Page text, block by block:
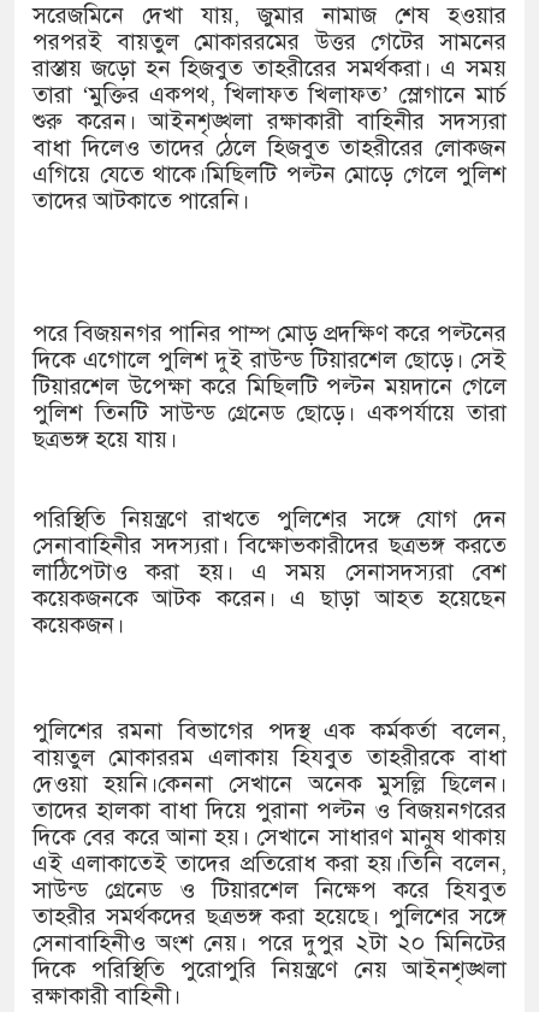
সার্ককে আরও গতিশীল করতে চায়
প্রেমের সম্পর্ক ছিন্ন না করায় মা-
প্রধানমন্ত্রীর সঙ্গে নবনিযুক্ত
হামের উপসর্গে আরও ৬ প্রাণহানি,
সরেজমিনে দেখা যায়, জুমার নামাজ শেষ হওয়ার
পরপরই বায়তুল মোকাররমের উত্তর গেটের সামনের
রাস্তায় জড়ো হন হিজবুত তাহরীরের সমর্থকরা। এ সময়
তারা ‘মুক্তির একপথ, খিলাফত খিলাফত’ স্লোগানে মার্চ
শুরু করেন। আইনশৃঙ্খলা রক্ষাকারী বাহিনীর সদস্যরা
বাধা দিলেও তাদের ঠেলে হিজবুত তাহরীরের লোকজন
এগিয়ে যেতে থাকে।মিছিলটি পল্টন মোড়ে গেলে পুলিশ
তাদের আটকাতে পারেনি।
পরে বিজয়নগর পানির পাম্প মোড় প্রদক্ষিণ করে পল্টনের
দিকে এগোলে পুলিশ দুই রাউন্ড টিয়ারশেল ছোড়ে। সেই
টিয়ারশেল উপেক্ষা করে মিছিলটি পল্টন ময়দানে গেলে
পুলিশ তিনটি সাউন্ড গ্রেনেড ছোড়ে। একপর্যায়ে তারা
ছত্রভঙ্গ হয়ে যায়।
পরিস্থিতি নিয়ন্ত্রণে রাখতে পুলিশের সঙ্গে যোগ দেন
সেনাবাহিনীর সদস্যরা। বিক্ষোভকারীদের ছত্রভঙ্গ করতে
লাঠিপেটাও করা হয়। এ সময় সেনাসদস্যরা বেশ
কয়েকজনকে আটক করেন। এ ছাড়া আহত হয়েছেন
কয়েকজন।
পুলিশের রমনা বিভাগের পদস্থ এক কর্মকর্তা বলেন,
বায়তুল মোকাররম এলাকায় হিযবুত তাহরীরকে বাধা
দেওয়া হয়নি।কেননা সেখানে অনেক মুসল্লি ছিলেন।
তাদের হালকা বাধা দিয়ে পুরানা পল্টন ও বিজয়নগরের
দিকে বের করে আনা হয়। সেখানে সাধারণ মানুষ থাকায়
এই এলাকাতেই তাদের প্রতিরোধ করা হয়।তিনি বলেন,
সাউন্ড গ্রেনেড ও টিয়ারশেল নিক্ষেপ করে হিযবুত
তাহরীর সমর্থকদের ছত্রভঙ্গ করা হয়েছে। পুলিশের সঙ্গে
সেনাবাহিনীও অংশ নেয়। পরে দুপুর ২টা ২০ মিনিটের
দিকে পরিস্থিতি পুরোপুরি নিয়ন্ত্রণে নেয় আইনশৃঙ্খলা
রক্ষাকারী বাহিনী।